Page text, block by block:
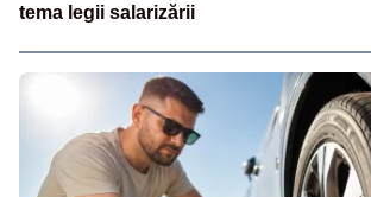
tema legii salarizării